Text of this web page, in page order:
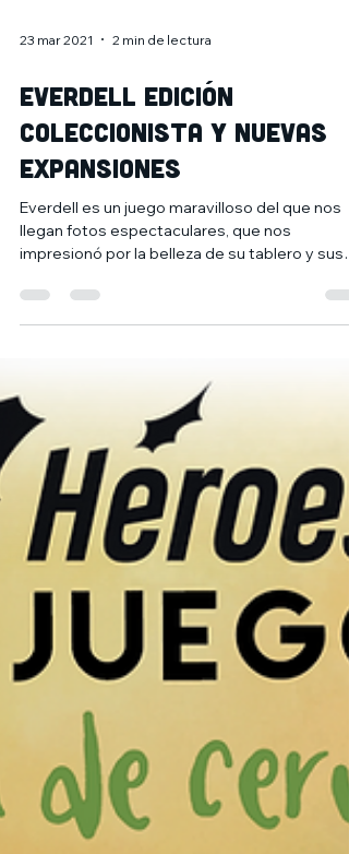
23 mar 2021 2 min de lectura
Everdell edición
coleccionista y nuevas
expansiones
Everdell es un juego maravilloso del que nos
llegan fotos espectaculares, que nos